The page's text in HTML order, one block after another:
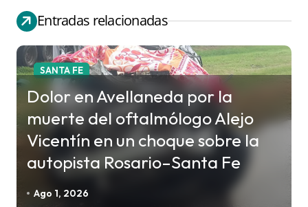
e
g
a
c
i
ó
e
Entradas relacionadas
SANTA FE
Dolor en Avellaneda por la
muerte del oftalmólogo Alejo
Vicentín en un choque sobre la
autopista Rosario–Santa Fe
Ago 1, 2026